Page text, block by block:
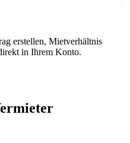
erstellen, Mietverhältnis
in Ihrem Konto.